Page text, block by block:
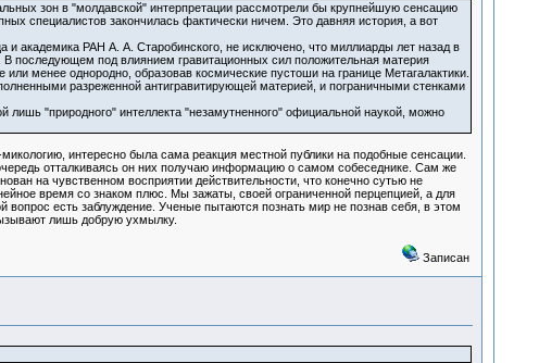
зон в "молдавской" интерпретации рассмотрели бы крупнейшую сенсацию
специалистов закончилась фактически ничем. Это давняя история, а вот
академика РАН А. А. Старобинского, не исключено, что миллиарды лет назад в
последующем под влиянием гравитационных сил положительная материя
или менее однородно, образовав космические пустоши на границе Метагалактики.
разреженной антигравитирующей материей, и пограничными стенками
лишь "природного" интеллекта "незамутненного" официальной наукой, можно
интересно была сама реакция местной публики на подобные сенсации.
отталкиваясь он них получаю информацию о самом собеседнике. Сам же
на чувственном восприятии действительности, что конечно сутью не
время со знаком плюс. Мы зажаты, своей ограниченной перцепцией, а для
есть заблуждение. Ученые пытаются познать мир не познав себя, в этом
лишь добрую ухмылку.
Записан